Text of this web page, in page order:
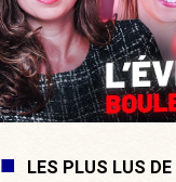
LES PLUS LUS